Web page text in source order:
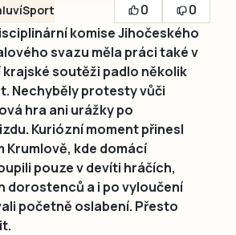
Sport 0
0
komise Jihočeského
svazu měla práci také v
krajské soutěži padlo několik
Nechyběly protesty vůči
hra ani urážky po
Kuriózní moment přinesl
Krumlově, kde domácí
pouze v devíti hráčích,
dorostenců a i po vyloučení
početně oslabení. Přesto